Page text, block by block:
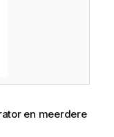
en meerdere